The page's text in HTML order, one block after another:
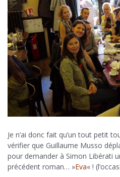
Je n’ai donc fait qu’un tout petit
vérifier que Guillaume Musso
pour demander à Simon Libérati
précédent roman… »Eva« !